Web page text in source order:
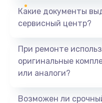
Замена
Какие документы
сервисный центр?
При ремонте
оригинальные
или аналоги?
Возможен ли